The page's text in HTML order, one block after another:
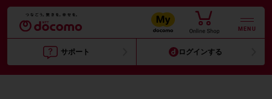
MENU
サポート ログインする